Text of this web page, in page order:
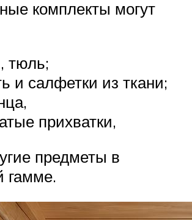
комплекты могут
тюль;
и салфетки из ткани;
прихватки,
предметы в
гамме.